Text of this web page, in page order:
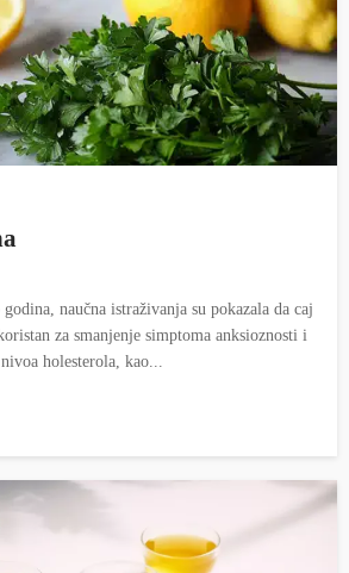
naučna istraživanja su pokazala da caj
za smanjenje simptoma anksioznosti i
holesterola, kao...